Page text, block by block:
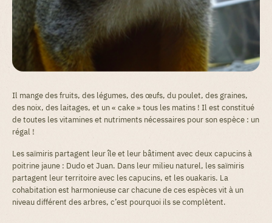
Il mange des fruits, des légumes, des œufs, du poulet, des graines,
des noix, des laitages, et un « cake » tous les matins ! Il est constitué
de toutes les vitamines et nutriments nécessaires pour son espèce : un
régal !
Les saïmiris partagent leur île et leur bâtiment avec deux capucins à
poitrine jaune : Dudo et Juan. Dans leur milieu naturel, les saïmiris
partagent leur territoire avec les capucins, et les ouakaris. La
cohabitation est harmonieuse car chacune de ces espèces vit à un
niveau différent des arbres, c’est pourquoi ils se complètent.